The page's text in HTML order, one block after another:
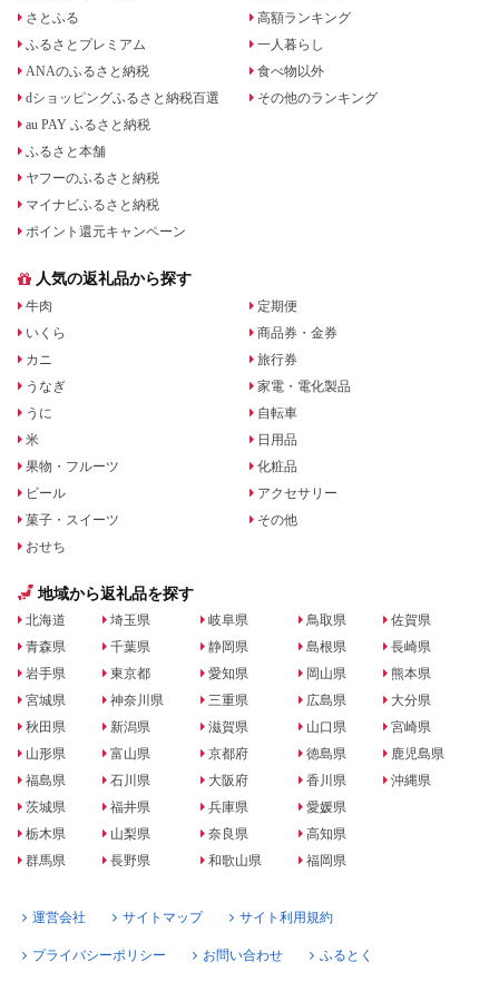
さとふる
ふるさとプレミアム
ANAのふるさと納税
dショッピングふるさと納税百選
au PAY ふるさと納税
ふるさと本舗
ヤフーのふるさと納税
マイナビふるさと納税
ポイント還元キャンペーン
高額ランキング
一人暮らし
食べ物以外
その他のランキング
人気の返礼品から探す
牛肉
いくら
カニ
うなぎ
うに
米
果物・フルーツ
ビール
菓子・スイーツ
おせち
定期便
商品券・金券
旅行券
家電・電化製品
自転車
日用品
化粧品
アクセサリー
その他
地域から返礼品を探す
北海道
青森県
岩手県
宮城県
秋田県
山形県
福島県
茨城県
栃木県
群馬県
埼玉県
千葉県
東京都
神奈川県
新潟県
富山県
石川県
福井県
山梨県
長野県
岐阜県
静岡県
愛知県
三重県
滋賀県
京都府
大阪府
兵庫県
奈良県
和歌山県
鳥取県
島根県
岡山県
広島県
山口県
徳島県
香川県
愛媛県
高知県
福岡県
佐賀県
長崎県
熊本県
大分県
宮崎県
鹿児島県
沖縄県
運営会社 サイトマップ サイト利用規約
プライバシーポリシー お問い合わせ ふるとく